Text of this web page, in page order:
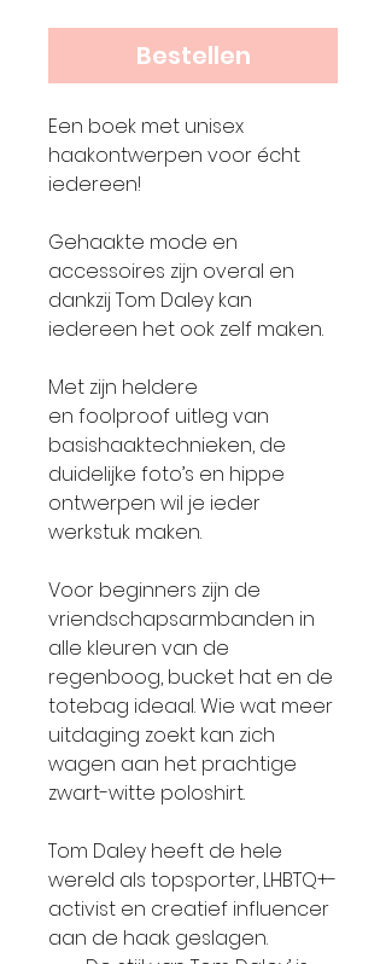
Bestellen
Een boek met unisex
haakontwerpen voor écht
iedereen!
Gehaakte mode en
accessoires zijn overal en
dankzij Tom Daley kan
iedereen het ook zelf maken.
Met zijn heldere
en foolproof uitleg van
basishaaktechnieken, de
duidelijke foto’s en hippe
ontwerpen wil je ieder
werkstuk maken.
Voor beginners zijn de
vriendschapsarmbanden in
alle kleuren van de
regenboog, bucket hat en de
totebag ideaal. Wie wat meer
uitdaging zoekt kan zich
wagen aan het prachtige
zwart-witte poloshirt.
Tom Daley heeft de hele
wereld als topsporter, LHBTQ+-
activist en creatief influencer
aan de haak geslagen.